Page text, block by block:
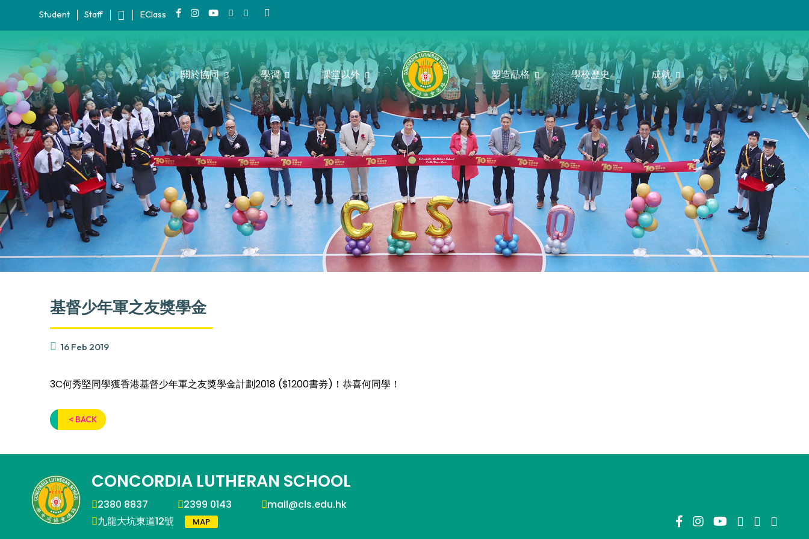
Student Staff EClass
關於協同 學習 課堂以外 塑造品格 學校歷史 成就
基督少年軍之友獎學金
16 Feb 2019
3C何秀堅同學獲香港基督少年軍之友獎學金計劃2018 ($1200書劵)！恭喜何同學！
< BACK
CONCORDIA LUTHERAN SCHOOL
2380 8837 2399 0143
mail@cls.edu.hk
九龍大坑東道12號
MAP